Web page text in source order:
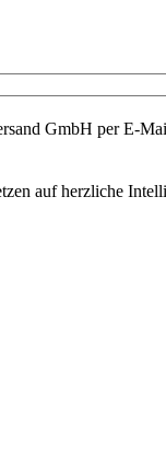
GmbH per E-
auf herzliche